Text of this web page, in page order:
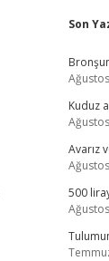
Son
Kuduz
Avarız
500